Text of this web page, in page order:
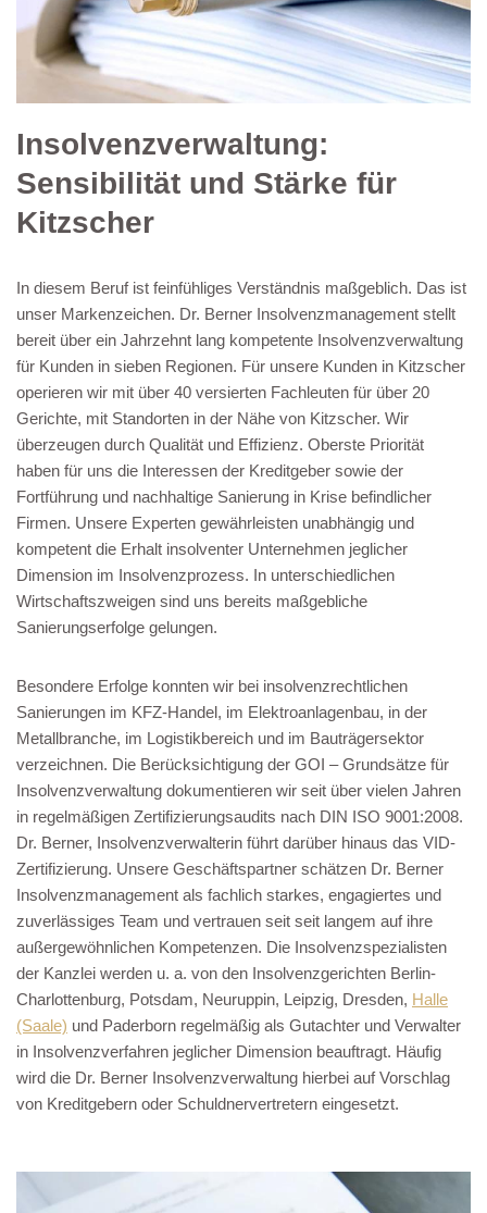
Insolvenzverwaltung:
Sensibilität und Stärke für
Kitzscher
In diesem Beruf ist feinfühliges Verständnis maßgeblich. Das ist
unser Markenzeichen. Dr. Berner Insolvenzmanagement stellt
bereit über ein Jahrzehnt lang kompetente Insolvenzverwaltung
für Kunden in sieben Regionen. Für unsere Kunden in Kitzscher
operieren wir mit über 40 versierten Fachleuten für über 20
Gerichte, mit Standorten in der Nähe von Kitzscher. Wir
überzeugen durch Qualität und Effizienz. Oberste Priorität
haben für uns die Interessen der Kreditgeber sowie der
Fortführung und nachhaltige Sanierung in Krise befindlicher
Firmen. Unsere Experten gewährleisten unabhängig und
kompetent die Erhalt insolventer Unternehmen jeglicher
Dimension im Insolvenzprozess. In unterschiedlichen
Wirtschaftszweigen sind uns bereits maßgebliche
Sanierungserfolge gelungen.
Besondere Erfolge konnten wir bei insolvenzrechtlichen
Sanierungen im KFZ-Handel, im Elektroanlagenbau, in der
Metallbranche, im Logistikbereich und im Bauträgersektor
verzeichnen. Die Berücksichtigung der GOI – Grundsätze für
Insolvenzverwaltung dokumentieren wir seit über vielen Jahren
in regelmäßigen Zertifizierungsaudits nach DIN ISO 9001:2008.
Dr. Berner, Insolvenzverwalterin führt darüber hinaus das VID-
Zertifizierung. Unsere Geschäftspartner schätzen Dr. Berner
Insolvenzmanagement als fachlich starkes, engagiertes und
zuverlässiges Team und vertrauen seit seit langem auf ihre
außergewöhnlichen Kompetenzen. Die Insolvenzspezialisten
der Kanzlei werden u. a. von den Insolvenzgerichten Berlin-
Charlottenburg, Potsdam, Neuruppin, Leipzig, Dresden, Halle
(Saale) und Paderborn regelmäßig als Gutachter und Verwalter
in Insolvenzverfahren jeglicher Dimension beauftragt. Häufig
wird die Dr. Berner Insolvenzverwaltung hierbei auf Vorschlag
von Kreditgebern oder Schuldnervertretern eingesetzt.